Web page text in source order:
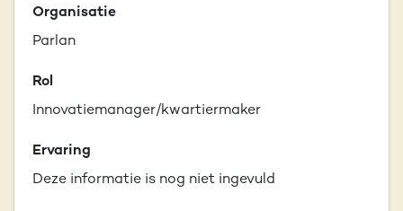
Organisatie
Parlan
Rol
Innovatiemanager/kwartiermaker
Ervaring
Deze informatie is nog niet ingevuld